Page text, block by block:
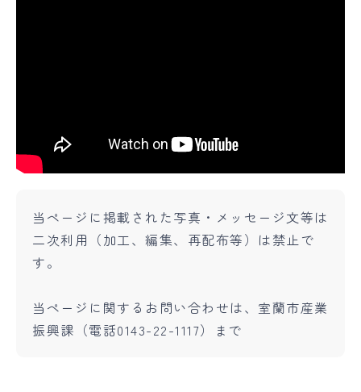
当ページに掲載された写真・メッセージ文等は
二次利用（加工、編集、再配布等）は禁止で
す。
当ページに関するお問い合わせは、室蘭市産業
振興課（電話0143-22-1117）まで